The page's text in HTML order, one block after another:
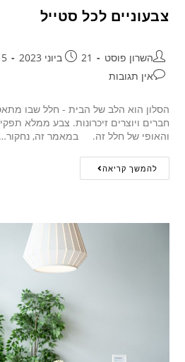
צבעוניים לכל סטייל
השרון פוסט 21 ביוני 2023 5חדשות
אין תגובות
הסלון הוא הלב של הבית - חלל שבו
חברים ויוצרים זיכרונות. צבע ממלא
והאופי של חלל זה. במאמר זה, נחקור…
להמשך קריאה